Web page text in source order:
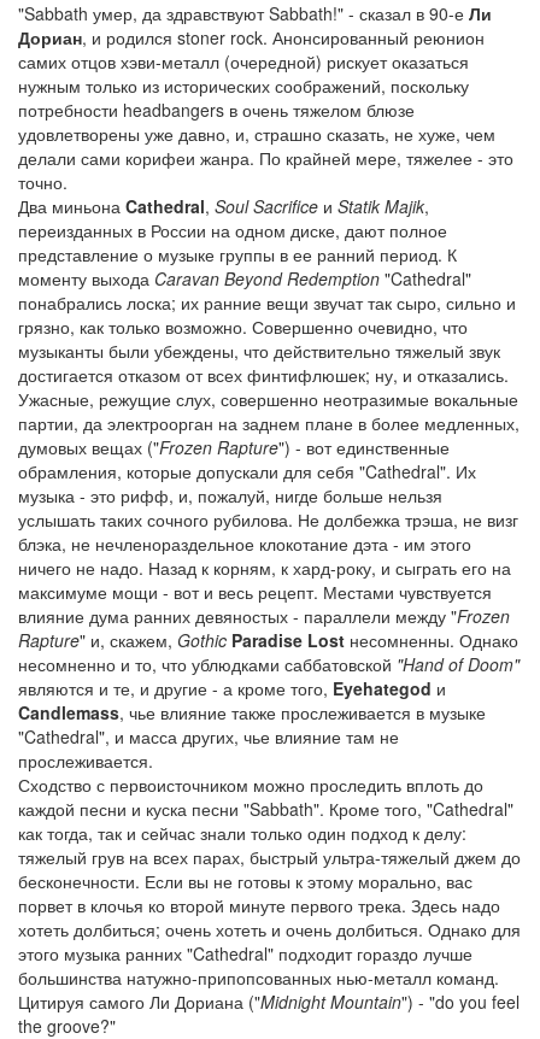
"Sabbath умер, да здравствуют Sabbath!" - сказал в 90-е Ли
Дориан, и родился stoner rock. Анонсированный реюнион
самих отцов хэви-металл (очередной) рискует оказаться
нужным только из исторических соображений, поскольку
потребности headbangers в очень тяжелом блюзе
удовлетворены уже давно, и, страшно сказать, не хуже, чем
делали сами корифеи жанра. По крайней мере, тяжелее - это
точно.
Два миньона Cathedral, Soul Sacrifice и Statik Majik,
переизданных в России на одном диске, дают полное
представление о музыке группы в ее ранний период. К
моменту выхода Caravan Beyond Redemption "Cathedral"
понабрались лоска; их ранние вещи звучат так сыро, сильно и
грязно, как только возможно. Совершенно очевидно, что
музыканты были убеждены, что действительно тяжелый звук
достигается отказом от всех финтифлюшек; ну, и отказались.
Ужасные, режущие слух, совершенно неотразимые вокальные
партии, да электроорган на заднем плане в более медленных,
думовых вещах ("Frozen Rapture") - вот единственные
обрамления, которые допускали для себя "Cathedral". Их
музыка - это рифф, и, пожалуй, нигде больше нельзя
услышать таких сочного рубилова. Не долбежка трэша, не визг
блэка, не нечленораздельное клокотание дэта - им этого
ничего не надо. Назад к корням, к хард-року, и сыграть его на
максимуме мощи - вот и весь рецепт. Местами чувствуется
влияние дума ранних девяностых - параллели между "Frozen
Rapture" и, скажем, Gothic Paradise Lost несомненны. Однако
несомненно и то, что ублюдками саббатовской "Hand of Doom"
являются и те, и другие - а кроме того, Eyehategod и
Candlemass, чье влияние также прослеживается в музыке
"Cathedral", и масса других, чье влияние там не
прослеживается.
Сходство с первоисточником можно проследить вплоть до
каждой песни и куска песни "Sabbath". Кроме того, "Cathedral"
как тогда, так и сейчас знали только один подход к делу:
тяжелый грув на всех парах, быстрый ультра-тяжелый джем до
бесконечности. Если вы не готовы к этому морально, вас
порвет в клочья ко второй минуте первого трека. Здесь надо
хотеть долбиться; очень хотеть и очень долбиться. Однако для
этого музыка ранних "Cathedral" подходит гораздо лучше
большинства натужно-припопсованных нью-металл команд.
Цитируя самого Ли Дориана ("Midnight Mountain") - "do you feel
the groove?"